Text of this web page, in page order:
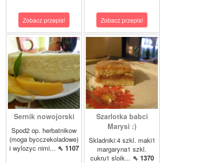
Zobacz przepis! Zobacz przepis!
Sernik nowojorski
Spod2 op. herbatnikow
(moga bycczekoladowe)
i wylozyc nimi... ⇖ 1107
Szarlotka babci
Marysi :)
Skladniki:4 szkl. maki1
margaryna1 szkl.
cukru1 sloik... ⇖ 1370